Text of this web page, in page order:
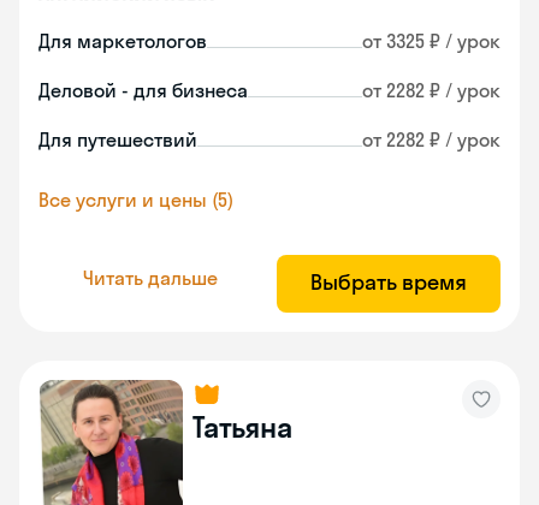
Для маркетологов от 3325 ₽ / урок
Деловой - для бизнеса от 2282 ₽ / урок
Для путешествий от 2282 ₽ / урок
Все услуги и цены (5)
Читать дальше Выбрать время
Татьяна